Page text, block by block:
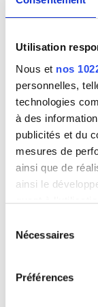
Utilisation
Nous et nos
personnelles,
technologies
à des
publicités et du
mesures de
ainsi que de
ainsi le
quant à
tout moment en
cookies ou en
Si vous le
Nécessaires
Préférences
Volet de retable.
Revers : Une autel
Anonyme (Ecole des
Le Christ condamné